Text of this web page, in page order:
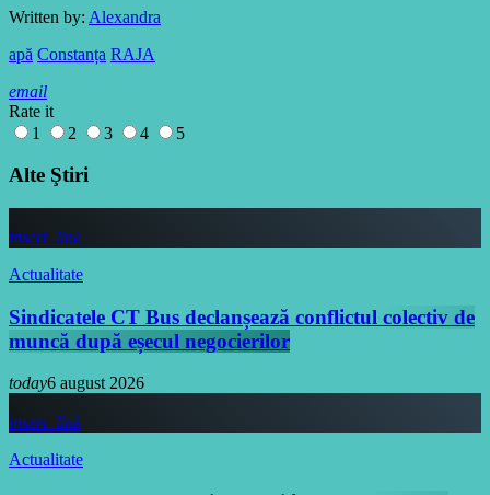
Written by: Alexandra
apă Constanța RAJA
email
Rate it
1
2 3 4 5
Alte Ştiri
insert_link
Actualitate
Sindicatele CT Bus declanșează conflictul colectiv de
muncă după eșecul negocierilor
today6 august 2026
insert_link
Actualitate